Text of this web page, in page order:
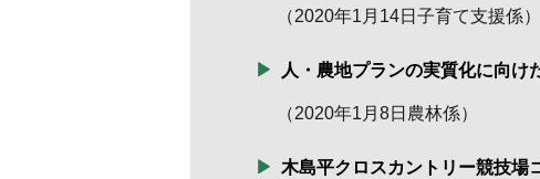
（2020年1月14日 子育て支援係）
人・農地プランの実質化に向け
（2020年1月8日 農林係）
木島平クロスカントリー競技場